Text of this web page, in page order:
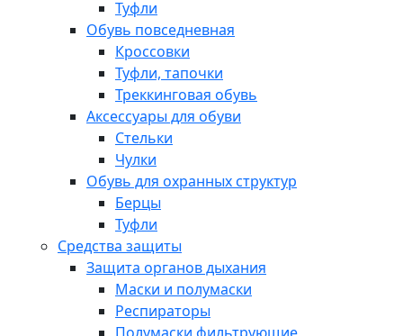
Туфли
Обувь повседневная
Кроссовки
Туфли, тапочки
Треккинговая обувь
Аксессуары для обуви
Стельки
Чулки
Обувь для охранных структур
Берцы
Туфли
Средства защиты
Защита органов дыхания
Маски и полумаски
Респираторы